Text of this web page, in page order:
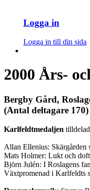
Logga in
Logga in till din sida
2000 Års-
Bergby Gård,
(Antal deltagare 170)
Karlfeldtmedaljen
Allan Ellenius: Skärgården
Mats Holmer: Lukt och
Björn Julén: I Roslagens
Växtpromenad i Karlfeldts